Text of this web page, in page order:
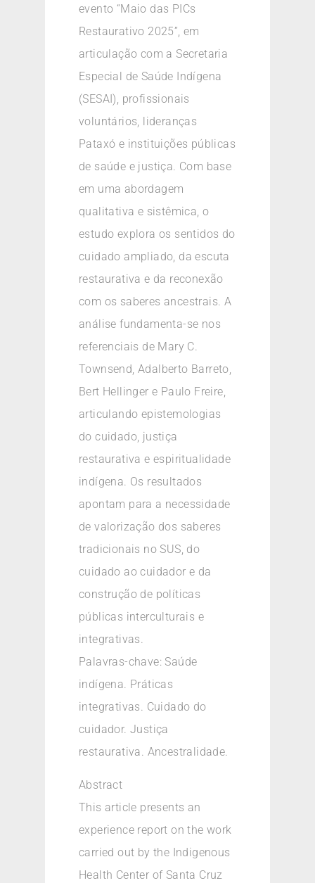
evento “Maio das PICs
Restaurativo 2025”, em
articulação com a Secretaria
Especial de Saúde Indígena
(SESAI), profissionais
voluntários, lideranças
Pataxó e instituições públicas
de saúde e justiça. Com base
em uma abordagem
qualitativa e sistêmica, o
estudo explora os sentidos do
cuidado ampliado, da escuta
restaurativa e da reconexão
com os saberes ancestrais. A
análise fundamenta-se nos
referenciais de Mary C.
Townsend, Adalberto Barreto,
Bert Hellinger e Paulo Freire,
articulando epistemologias
do cuidado, justiça
restaurativa e espiritualidade
indígena. Os resultados
apontam para a necessidade
de valorização dos saberes
tradicionais no SUS, do
cuidado ao cuidador e da
construção de políticas
públicas interculturais e
integrativas.
Palavras-chave: Saúde
indígena. Práticas
integrativas. Cuidado do
cuidador. Justiça
restaurativa. Ancestralidade.
Abstract
This article presents an
experience report on the work
carried out by the Indigenous
Health Center of Santa Cruz